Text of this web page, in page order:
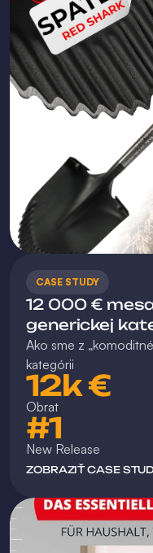
CASE STUDY
12 000 €
generickej
Ako sme z
kategórii
12k €
Obrat
#1
New Release
ZOBRAZIŤ CASE